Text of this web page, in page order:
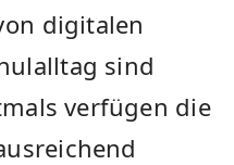
⁣digitalen
sind
verfügen ‌die